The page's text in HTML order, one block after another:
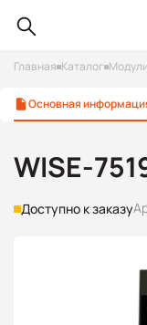
Главная Каталог
Основная
WISE-
Доступно к заказу